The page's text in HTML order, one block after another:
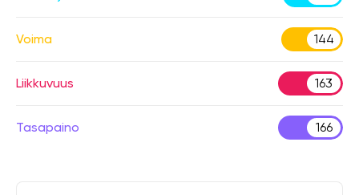
Voima 144
Liikkuvuus 163
Tasapaino 166